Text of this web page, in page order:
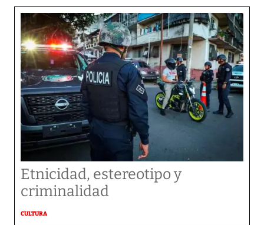
Etnicidad, estereotipo y
criminalidad
CULTURA